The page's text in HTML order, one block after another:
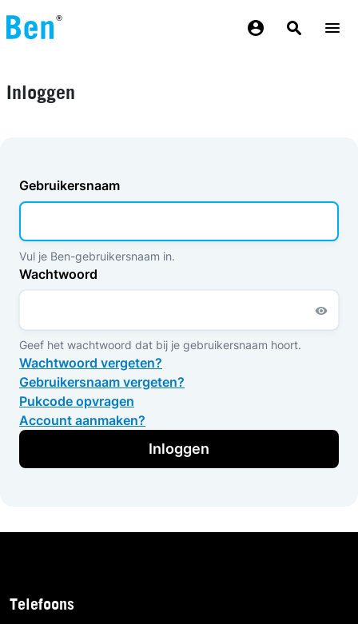
Inloggen
Gebruikersnaam
Vul je Ben-gebruikersnaam in.
Wachtwoord
Geef het wachtwoord dat bij je gebruikersnaam hoort.
Wachtwoord vergeten?
Gebruikersnaam vergeten?
Pukcode opvragen
Account aanmaken?
Inloggen
Telefoons